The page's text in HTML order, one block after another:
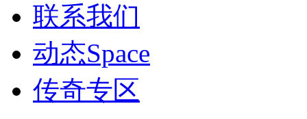
联系我们
动态Space
传奇专区